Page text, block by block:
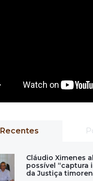
Recentes
Cláudio Ximenes
possível “captura
da Justiça